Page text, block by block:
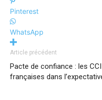
Pinterest
WhatsApp
Article précédent
Pacte de confiance : les CCI
françaises dans